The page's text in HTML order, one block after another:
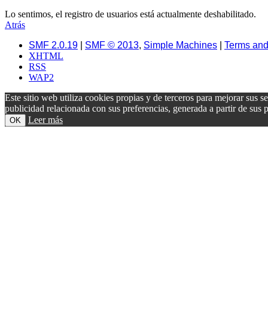
Lo sentimos, el registro de usuarios está actualmente deshabilitado.
Atrás
SMF 2.0.19
SMF © 2013, Simple Machines
Terms
XHTML
RSS
WAP2
Este sitio web utiliza cookies propias y de terceros para mejorar sus
publicidad relacionada con sus preferencias, generada a partir de
OK Leer más